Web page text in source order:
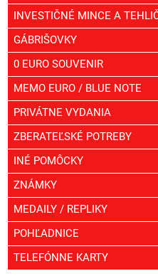
INVESTIČNÉ MINCE A
GÁBRIŠOVKY
0 EURO SOUVENIR
MEMO EURO / BLUE NOTE
PRIVÁTNE VYDANIA
ZBERATEĽSKÉ POTREBY
INÉ POMÔCKY
ZNÁMKY
MEDAILY / REPLIKY
POHĽADNICE
TELEFÓNNE KARTY